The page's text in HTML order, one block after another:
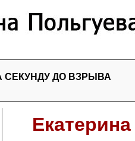
СЕКУНДУ ДО ВЗРЫВА